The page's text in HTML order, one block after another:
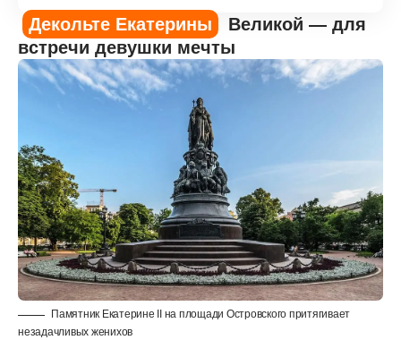
Декольте Екатерины
Великой — для
встречи девушки мечты
Памятник Екатерине II на площади Островского притягивает
незадачливых женихов